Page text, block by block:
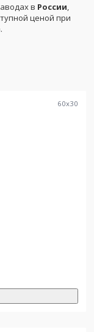
в России,
ценой при
60x30